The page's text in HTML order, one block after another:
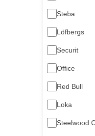
Steba
Löfbergs
Securit
Office
Red Bull
Loka
Steelwood